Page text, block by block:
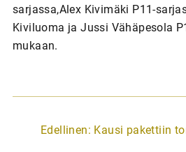
sarjassa,Alex Kivimäki P11-
Kiviluoma ja Jussi Vähäpesola
mukaan.
A
Edellinen: Kausi pakettiin